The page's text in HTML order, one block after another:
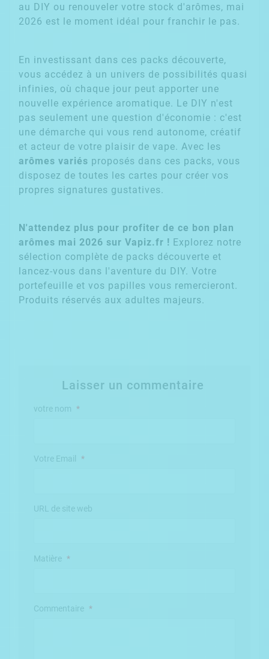
au DIY ou renouveler votre stock d'arômes, mai
2026 est le moment idéal pour franchir le pas.
En investissant dans ces packs découverte,
vous accédez à un univers de possibilités quasi
infinies, où chaque jour peut apporter une
nouvelle expérience aromatique. Le DIY n'est
pas seulement une question d'économie : c'est
une démarche qui vous rend autonome, créatif
et acteur de votre plaisir de vape. Avec les
arômes variés proposés dans ces packs, vous
disposez de toutes les cartes pour créer vos
propres signatures gustatives.
N'attendez plus pour profiter de ce bon plan
arômes mai 2026 sur Vapiz.fr ! Explorez notre
sélection complète de packs découverte et
lancez-vous dans l'aventure du DIY. Votre
portefeuille et vos papilles vous remercieront.
Produits réservés aux adultes majeurs.
Laisser un commentaire
votre nom *
Votre Email *
URL de site web
Matière *
Commentaire *